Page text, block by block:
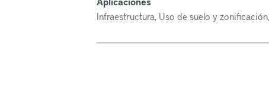
Infraestructura, Uso de suelo y